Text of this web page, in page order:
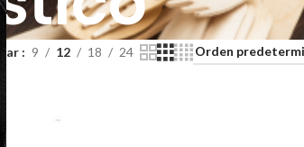
9 12 18 24